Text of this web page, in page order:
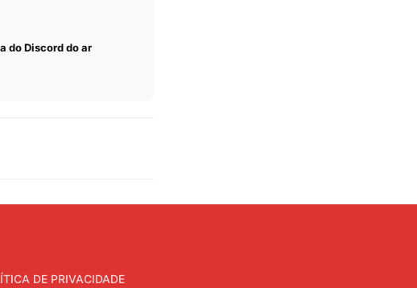
do Discord do ar
DE PRIVACIDADE